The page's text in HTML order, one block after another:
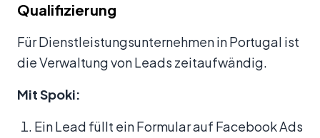
Qualifizierung
Für Dienstleistungsunternehmen in Portugal ist
die Verwaltung von Leads zeitaufwändig.
Mit Spoki:
Ein Lead füllt ein Formular auf Facebook Ads